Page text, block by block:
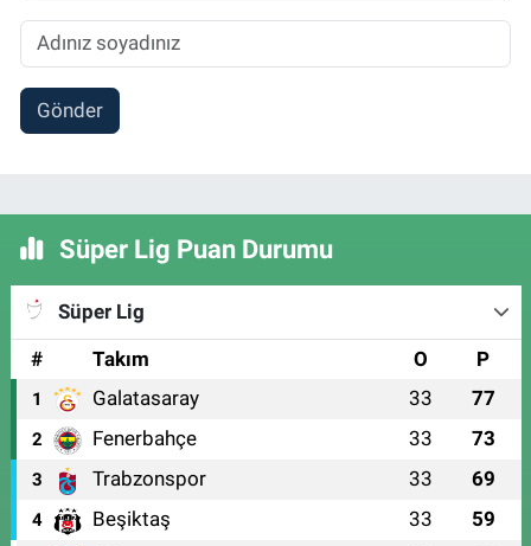
Gönder
Süper Lig Puan Durumu
Süper Lig
#
Takım O P
1 Galatasaray 33 77
2 Fenerbahçe 33 73
3 Trabzonspor 33 69
4 Beşiktaş 33 59